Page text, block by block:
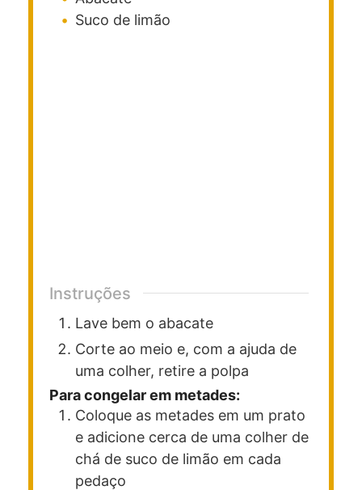
Suco de limão
Instruções
Lave bem o abacate
Corte ao meio e, com a ajuda de
uma colher, retire a polpa
Para congelar em metades:
Coloque as metades em um prato
e adicione cerca de uma colher de
chá de suco de limão em cada
pedaço